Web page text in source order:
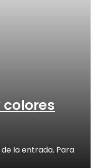
colores
la entrada. Para